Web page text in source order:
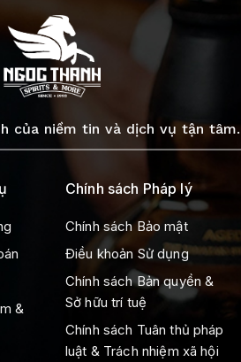
của niềm tin và dịch vụ tận tâm.
&
Chính sách Pháp lý
Chính sách Bảo mật
Điều khoản Sử dụng
Chính sách Bản quyền &
Sở hữu trí tuệ
Chính sách Tuân thủ pháp
luật & Trách nhiệm xã hội